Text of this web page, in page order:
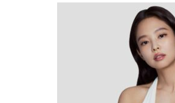
views
no
vídeo
de
de
“How
You
Like